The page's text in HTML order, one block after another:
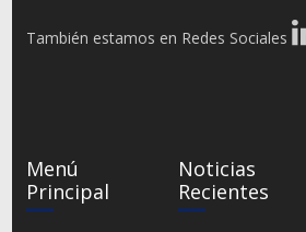
También estamos en Redes Sociales
Menú
Principal
Noticias
Recientes